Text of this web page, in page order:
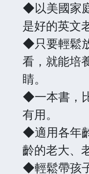
◆以美國家
是好的英文
◆只要輕鬆
看，就能培
睛。
◆一本書，
有用。
◆適用各年
齡的老大、
◆輕鬆帶孩